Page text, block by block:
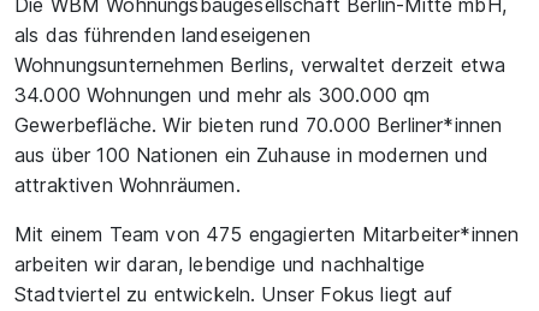
Die WBM Wohnungsbaugesellschaft Berlin-Mitte mbH,
als das führenden landeseigenen
Wohnungsunternehmen Berlins, verwaltet derzeit etwa
34.000 Wohnungen und mehr als 300.000 qm
Gewerbefläche. Wir bieten rund 70.000 Berliner*innen
aus über 100 Nationen ein Zuhause in modernen und
attraktiven Wohnräumen.
Mit einem Team von 475 engagierten Mitarbeiter*innen
arbeiten wir daran, lebendige und nachhaltige
Stadtviertel zu entwickeln. Unser Fokus liegt auf